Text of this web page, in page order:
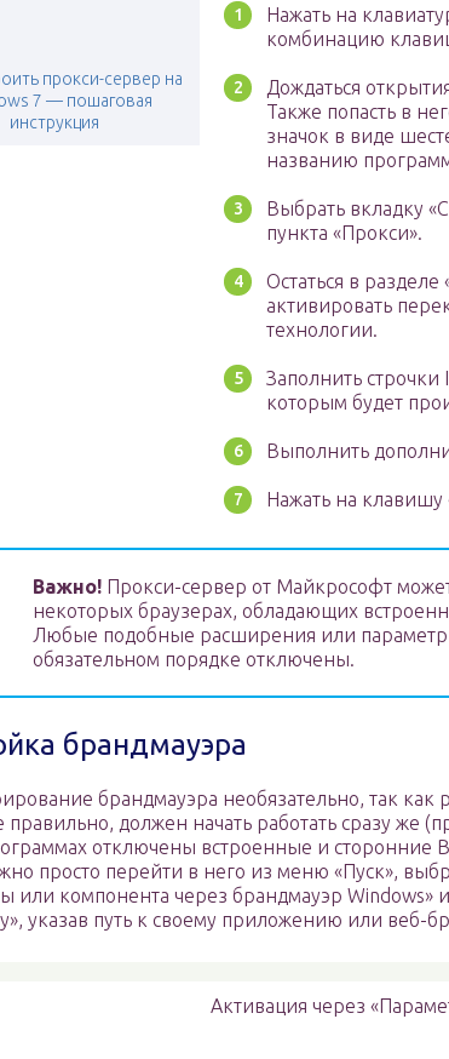
прокси-сервер на
7 — пошаговая
инструкция
Нажать на
комбинацию
Дождаться
Также попасть в
значок в виде
названию
Выбрать вкладку
пункта «Прокси».
Остаться в
активировать
технологии.
Заполнить
которым будет
Выполнить
Нажать на клавишу
Важно! Прокси-сервер от Майкрософт
некоторых браузерах, обладающих
Любые подобные расширения или
обязательном порядке отключены.
брандмауэра
брандмауэра необязательно, так как
правильно, должен начать работать сразу же
отключены встроенные и
просто перейти в него из меню «Пуск»,
или компонента через брандмауэр Windows»
указав путь к своему приложению или веб-
Активация через